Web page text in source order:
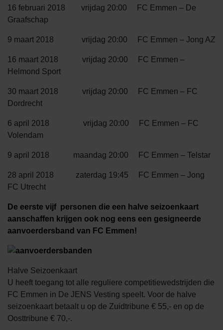
16 februari 2018 vrijdag 20:00 FC Emmen – De
Graafschap
9 maart 2018 vrijdag 20:00 FC Emmen – Jong AZ
16 maart 2018 vrijdag 20:00 FC Emmen –
Helmond Sport
30 maart 2018 vrijdag 20:00 FC Emmen – FC
Dordrecht
6 april 2018 vrijdag 20:00 FC Emmen – FC
Volendam
9 april 2018 maandag 20:00 FC Emmen – Telstar
28 april 2018 zaterdag 19:45 FC Emmen – Jong
FC Utrecht
De eerste vijf personen die een halve seizoenkaart
aanschaffen krijgen ook nog eens een gesigneerde
aanvoerdersband van FC Emmen!
Halve Seizoenkaart
U heeft toegang tot alle reguliere competitiewedstrijden die
FC Emmen in De JENS Vesting speelt. Voor de halve
seizoenkaart betaalt u op de Zuidtribune € 55,- en op de
Oosttribune € 70,-.